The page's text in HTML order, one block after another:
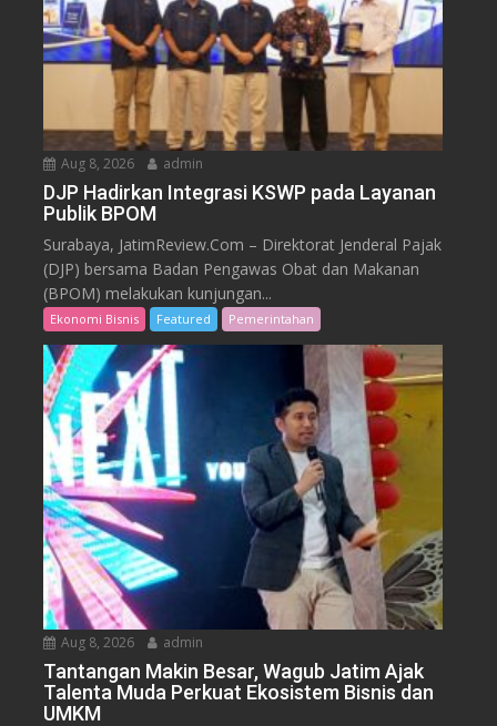
Aug 8, 2026 admin
DJP Hadirkan Integrasi KSWP pada Layanan
Publik BPOM
Surabaya, JatimReview.Com – Direktorat Jenderal Pajak
(DJP) bersama Badan Pengawas Obat dan Makanan
(BPOM) melakukan kunjungan...
Ekonomi Bisnis Featured Pemerintahan
Aug 8, 2026 admin
Tantangan Makin Besar, Wagub Jatim Ajak
Talenta Muda Perkuat Ekosistem Bisnis dan
UMKM